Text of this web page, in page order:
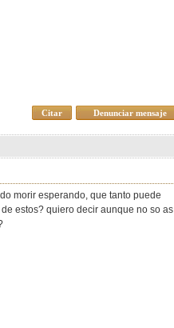
Denunciar mensaje
Citar
morir esperando, que tanto puede
estos? quiero decir aunque no so as